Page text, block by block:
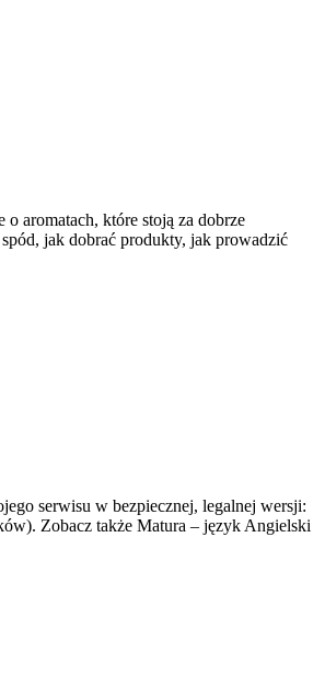
aromatach, które stoją za dobrze
jak dobrać produkty, jak prowadzić
serwisu w bezpiecznej, legalnej wersji:
Zobacz także Matura – język Angielski